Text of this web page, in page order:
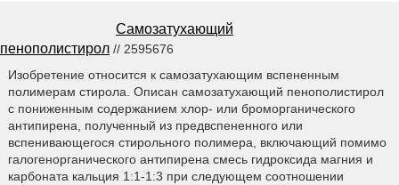
Самозатухающий
пенополистирол // 2595676
Изобретение относится к самозатухающим вспененным
полимерам стирола. Описан самозатухающий пенополистирол
с пониженным содержанием хлор- или броморганического
антипирена, полученный из предвспененного или
вспенивающегося стирольного полимера, включающий помимо
галогенорганического антипирена смесь гидроксида магния и
карбоната кальция 1:1-1:3 при следующем соотношении